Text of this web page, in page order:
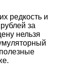
редкость и
за
нельзя